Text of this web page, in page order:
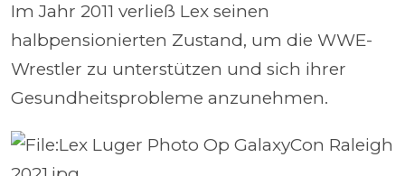
Im Jahr 2011 verließ Lex seinen
halbpensionierten Zustand, um die WWE-
Wrestler zu unterstützen und sich ihrer
Gesundheitsprobleme anzunehmen.